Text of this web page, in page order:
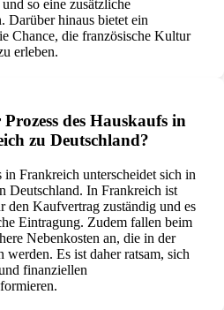
so eine zusätzliche
Darüber hinaus bietet ein
Chance, die französische Kultur
erleben.
des Hauskaufs in
zu Deutschland?
in Frankreich unterscheidet sich in
Deutschland. In Frankreich ist
den Kaufvertrag zuständig und es
Eintragung. Zudem fallen beim
Nebenkosten an, die in der
Es ist daher ratsam, sich
finanziellen